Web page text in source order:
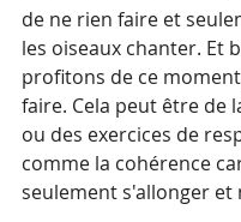
de ne rien faire et
les oiseaux chanter. Et
profitons de ce
faire. Cela peut être de
ou des exercices de
comme la cohérence
seulement s'allonger et